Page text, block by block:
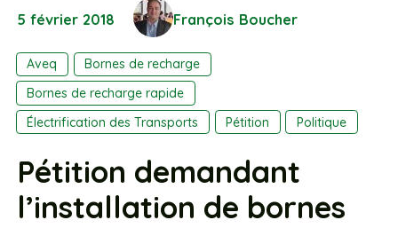
5 février 2018 François Boucher
Aveq
Bornes de recharge
Bornes de recharge rapide
Électrification des Transports
Pétition Politique
Pétition demandant
l’installation de bornes